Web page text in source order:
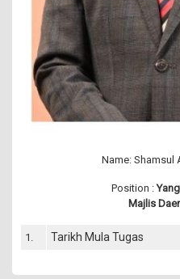
Name: Shamsul
Position :
Majlis
1. Tarikh Mula Tugas